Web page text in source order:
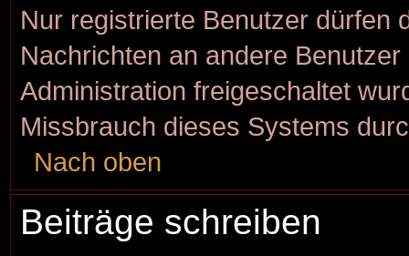
Nur registrierte Benutzer dürfen
Nachrichten an andere
Administration freigeschaltet
Missbrauch dieses Systems
Nach oben
Beiträge schreiben